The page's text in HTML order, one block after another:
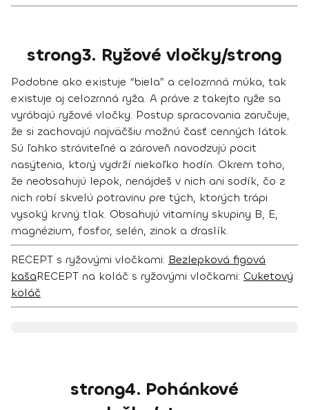
strong3. Ryžové vločky/strong
Podobne ako existuje “biela” a celozrnná múka, tak
existuje aj celozrnná ryža. A práve z takejto ryže sa
vyrábajú ryžové vločky. Postup spracovania zaručuje,
že si zachovajú najväčšiu možnú časť cenných látok.
Sú ľahko stráviteľné a zároveň navodzujú pocit
nasýtenia, ktorý vydrží niekoľko hodín. Okrem toho,
že neobsahujú lepok, nenájdeš v nich ani sodík, čo z
nich robí skvelú potravinu pre tých, ktorých trápi
vysoký krvný tlak. Obsahujú vitamíny skupiny B, E,
magnézium, fosfor, selén, zinok a draslík.
RECEPT s ryžovými vločkami: Bezlepková figová
kašaRECEPT na koláč s ryžovými vločkami: Cuketový
koláč
strong4. Pohánkové